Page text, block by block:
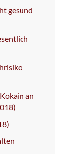
gesund
an